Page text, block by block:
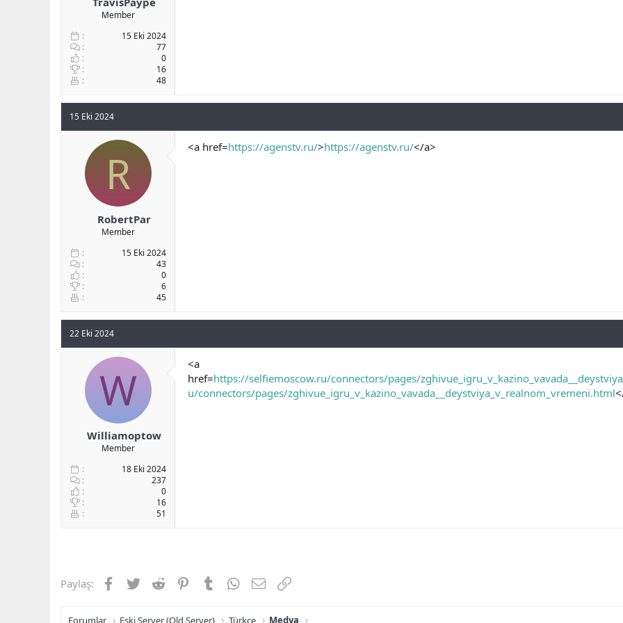
Member
15 Eki 2024
77
0
16
48
15 Eki 2024
R
RobertPar
Member
15 Eki 2024
43
0
6
45
<a href=https://agenstv.ru/>https://agenstv.ru/</a>
22 Eki 2024
W
Williamoptow
Member
18 Eki 2024
237
0
16
51
<a
href=https://selfiemoscow.ru/connectors/pages/
u/connectors/pages/zghivue_igru_v_kazino_vavada__deystviya_v_realnom_vremeni.html
Paylaş: Facebook
TwitterReddit PinterestTumblrWhatsApp
E-postaLink
Forumlar Eski Server (Old Server) Türkçe Medya